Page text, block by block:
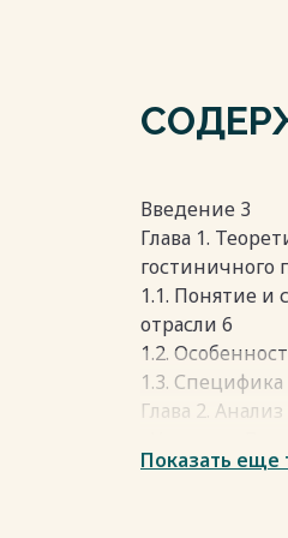
Введение 3
Глава 1.
гостиничного
1.1. Понятие и
отрасли 6
1.2.
1.3.
Глава 2.
2.1.
Показать еще